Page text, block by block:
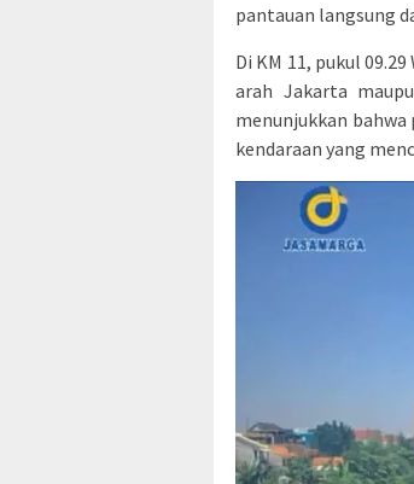
pantauan langsung
Di KM 11, pukul
arah Jakarta
menunjukkan
kendaraan yang